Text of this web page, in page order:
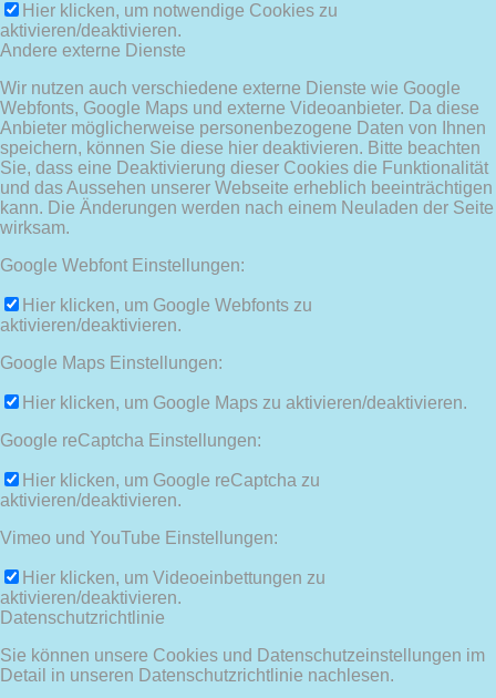
Hier klicken, um notwendige Cookies zu
aktivieren/deaktivieren.
Andere externe Dienste
Wir nutzen auch verschiedene externe Dienste wie Google
Webfonts, Google Maps und externe Videoanbieter. Da diese
Anbieter möglicherweise personenbezogene Daten von Ihnen
speichern, können Sie diese hier deaktivieren. Bitte beachten
Sie, dass eine Deaktivierung dieser Cookies die Funktionalität
und das Aussehen unserer Webseite erheblich beeinträchtigen
kann. Die Änderungen werden nach einem Neuladen der Seite
wirksam.
Google Webfont Einstellungen:
Hier klicken, um Google Webfonts zu
aktivieren/deaktivieren.
Google Maps Einstellungen:
Hier klicken, um Google Maps zu aktivieren/deaktivieren.
Google reCaptcha Einstellungen:
Hier klicken, um Google reCaptcha zu
aktivieren/deaktivieren.
Vimeo und YouTube Einstellungen:
Hier klicken, um Videoeinbettungen zu
aktivieren/deaktivieren.
Datenschutzrichtlinie
Sie können unsere Cookies und Datenschutzeinstellungen im
Detail in unseren Datenschutzrichtlinie nachlesen.